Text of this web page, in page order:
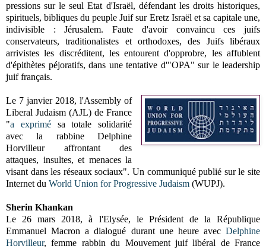
pressions sur le seul Etat d'Israël, défendant les droits historiques,
spirituels, bibliques du peuple Juif sur Eretz Israël et sa capitale une,
indivisible : Jérusalem. Faute d'avoir convaincu ces juifs
conservateurs, traditionalistes et orthodoxes, des Juifs libéraux
arrivistes les discréditent, les entourent d'opprobre, les affublent
d'épithètes péjoratifs, dans une tentative d'"OPA" sur le leadership
juif français.
Le 7 janvier 2018, l'Assembly of
Liberal Judaism (AJL) de France
"a exprimésa totale solidarité
avec la rabbine Delphine
Horvilleur affrontant des
attaques, insultes, et menaces la
visant dans les réseaux sociaux". Un communiqué publié sur le site
Internet du World Union for Progressive Judaism (WUPJ).
Sherin Khankan
Le 26 mars 2018, à l'Elysée, le Président de la République
Emmanuel Macron a dialogué durant une heure avec Delphine
Horvilleur, femme rabbin du Mouvement juif libéral de France